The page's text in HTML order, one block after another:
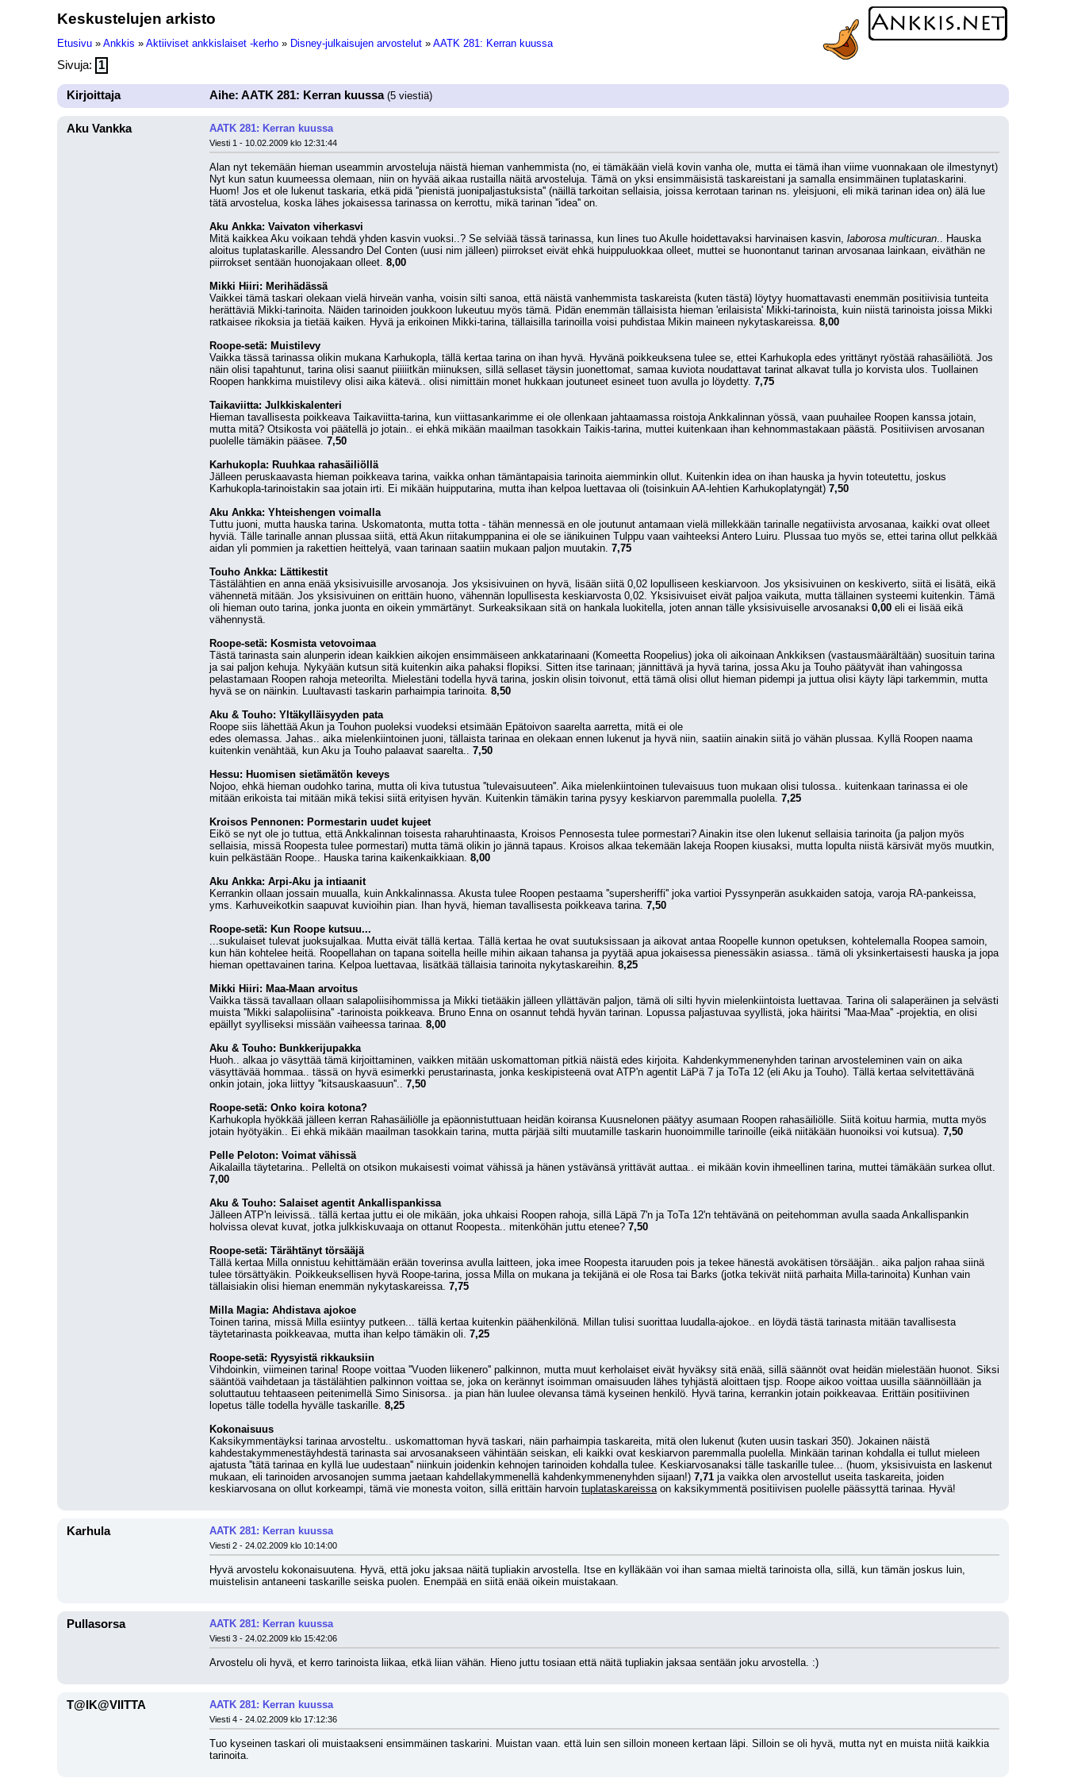
Keskustelujen arkisto
Etusivu » Ankkis » Aktiiviset ankkislaiset -kerho » Disney-julkaisujen arvostelut » AATK 281: Kerran kuussa
Sivuja: 1
Kirjoittaja Aihe: AATK 281: Kerran kuussa(5 viestiä)
Aku Vankka AATK 281: Kerran kuussa
Viesti 1 - 10.02.2009 klo 12:31:44
Alan nyt tekemään hieman useammin arvosteluja näistä hieman vanhemmista (no, ei tämäkään vielä kovin vanha ole, mutta ei tämä ihan viime vuonnakaan ole ilmestynyt)
Nyt kun satun kuumeessa olemaan, niin on hyvää aikaa rustailla näitä arvosteluja. Tämä on yksi ensimmäisistä taskareistani ja samalla ensimmäinen tuplataskarini.
Huom! Jos et ole lukenut taskaria, etkä pidä ''pienistä juonipaljastuksista'' (näillä tarkoitan sellaisia, joissa kerrotaan tarinan ns. yleisjuoni, eli mikä tarinan idea on) älä lue
tätä arvostelua, koska lähes jokaisessa tarinassa on kerrottu, mikä tarinan ''idea'' on.
Aku Ankka: Vaivaton viherkasvi
Mitä kaikkea Aku voikaan tehdä yhden kasvin vuoksi..? Se selviää tässä tarinassa, kun Iines tuo Akulle hoidettavaksi harvinaisen kasvin, laborosa multicuran.. Hauska
aloitus tuplataskarille. Alessandro Del Conten (uusi nim jälleen) piirrokset eivät ehkä huippuluokkaa olleet, muttei se huonontanut tarinan arvosanaa lainkaan, eiväthän ne
piirrokset sentään huonojakaan olleet. 8,00
Mikki Hiiri: Merihädässä
Vaikkei tämä taskari olekaan vielä hirveän vanha, voisin silti sanoa, että näistä vanhemmista taskareista (kuten tästä) löytyy huomattavasti enemmän positiivisia tunteita
herättäviä Mikki-tarinoita. Näiden tarinoiden joukkoon lukeutuu myös tämä. Pidän enemmän tällaisista hieman 'erilaisista' Mikki-tarinoista, kuin niistä tarinoista joissa Mikki
ratkaisee rikoksia ja tietää kaiken. Hyvä ja erikoinen Mikki-tarina, tällaisilla tarinoilla voisi puhdistaa Mikin maineen nykytaskareissa. 8,00
Roope-setä: Muistilevy
Vaikka tässä tarinassa olikin mukana Karhukopla, tällä kertaa tarina on ihan hyvä. Hyvänä poikkeuksena tulee se, ettei Karhukopla edes yrittänyt ryöstää rahasäiliötä. Jos
näin olisi tapahtunut, tarina olisi saanut piiiiitkän miinuksen, sillä sellaset täysin juonettomat, samaa kuviota noudattavat tarinat alkavat tulla jo korvista ulos. Tuollainen
Roopen hankkima muistilevy olisi aika kätevä.. olisi nimittäin monet hukkaan joutuneet esineet tuon avulla jo löydetty. 7,75
Taikaviitta: Julkkiskalenteri
Hieman tavallisesta poikkeava Taikaviitta-tarina, kun viittasankarimme ei ole ollenkaan jahtaamassa roistoja Ankkalinnan yössä, vaan puuhailee Roopen kanssa jotain,
mutta mitä? Otsikosta voi päätellä jo jotain.. ei ehkä mikään maailman tasokkain Taikis-tarina, muttei kuitenkaan ihan kehnommastakaan päästä. Positiivisen arvosanan
puolelle tämäkin pääsee. 7,50
Karhukopla: Ruuhkaa rahasäiliöllä
Jälleen peruskaavasta hieman poikkeava tarina, vaikka onhan tämäntapaisia tarinoita aiemminkin ollut. Kuitenkin idea on ihan hauska ja hyvin toteutettu, joskus
Karhukopla-tarinoistakin saa jotain irti. Ei mikään huipputarina, mutta ihan kelpoa luettavaa oli (toisinkuin AA-lehtien Karhukoplatyngät) 7,50
Aku Ankka: Yhteishengen voimalla
Tuttu juoni, mutta hauska tarina. Uskomatonta, mutta totta - tähän mennessä en ole joutunut antamaan vielä millekkään tarinalle negatiivista arvosanaa, kaikki ovat olleet
hyviä. Tälle tarinalle annan plussaa siitä, että Akun riitakumppanina ei ole se iänikuinen Tulppu vaan vaihteeksi Antero Luiru. Plussaa tuo myös se, ettei tarina ollut pelkkää
aidan yli pommien ja rakettien heittelyä, vaan tarinaan saatiin mukaan paljon muutakin. 7,75
Touho Ankka: Lättikestit
Tästälähtien en anna enää yksisivuisille arvosanoja. Jos yksisivuinen on hyvä, lisään siitä 0,02 lopulliseen keskiarvoon. Jos yksisivuinen on keskiverto, siitä ei lisätä, eikä
vähennetä mitään. Jos yksisivuinen on erittäin huono, vähennän lopullisesta keskiarvosta 0,02. Yksisivuiset eivät paljoa vaikuta, mutta tällainen systeemi kuitenkin. Tämä
oli hieman outo tarina, jonka juonta en oikein ymmärtänyt. Surkeaksikaan sitä on hankala luokitella, joten annan tälle yksisivuiselle arvosanaksi 0,00 eli ei lisää eikä
vähennystä.
Roope-setä: Kosmista vetovoimaa
Tästä tarinasta sain alunperin idean kaikkien aikojen ensimmäiseen ankkatarinaani (Komeetta Roopelius) joka oli aikoinaan Ankkiksen (vastausmäärältään) suosituin tarina
ja sai paljon kehuja. Nykyään kutsun sitä kuitenkin aika pahaksi flopiksi. Sitten itse tarinaan; jännittävä ja hyvä tarina, jossa Aku ja Touho päätyvät ihan vahingossa
pelastamaan Roopen rahoja meteorilta. Mielestäni todella hyvä tarina, joskin olisin toivonut, että tämä olisi ollut hieman pidempi ja juttua olisi käyty läpi tarkemmin, mutta
hyvä se on näinkin. Luultavasti taskarin parhaimpia tarinoita. 8,50
Aku & Touho: Yltäkylläisyyden pata
Roope siis lähettää Akun ja Touhon puoleksi vuodeksi etsimään Epätoivon saarelta aarretta, mitä ei ole
edes olemassa. Jahas.. aika mielenkiintoinen juoni, tällaista tarinaa en olekaan ennen lukenut ja hyvä niin, saatiin ainakin siitä jo vähän plussaa. Kyllä Roopen naama
kuitenkin venähtää, kun Aku ja Touho palaavat saarelta.. 7,50
Hessu: Huomisen sietämätön keveys
Nojoo, ehkä hieman oudohko tarina, mutta oli kiva tutustua ''tulevaisuuteen''. Aika mielenkiintoinen tulevaisuus tuon mukaan olisi tulossa.. kuitenkaan tarinassa ei ole
mitään erikoista tai mitään mikä tekisi siitä erityisen hyvän. Kuitenkin tämäkin tarina pysyy keskiarvon paremmalla puolella. 7,25
Kroisos Pennonen: Pormestarin uudet kujeet
Eikö se nyt ole jo tuttua, että Ankkalinnan toisesta raharuhtinaasta, Kroisos Pennosesta tulee pormestari? Ainakin itse olen lukenut sellaisia tarinoita (ja paljon myös
sellaisia, missä Roopesta tulee pormestari) mutta tämä olikin jo jännä tapaus. Kroisos alkaa tekemään lakeja Roopen kiusaksi, mutta lopulta niistä kärsivät myös muutkin,
kuin pelkästään Roope.. Hauska tarina kaikenkaikkiaan. 8,00
Aku Ankka: Arpi-Aku ja intiaanit
Kerrankin ollaan jossain muualla, kuin Ankkalinnassa. Akusta tulee Roopen pestaama ''supersheriffi'' joka vartioi Pyssynperän asukkaiden satoja, varoja RA-pankeissa,
yms. Karhuveikotkin saapuvat kuvioihin pian. Ihan hyvä, hieman tavallisesta poikkeava tarina. 7,50
Roope-setä: Kun Roope kutsuu...
...sukulaiset tulevat juoksujalkaa. Mutta eivät tällä kertaa. Tällä kertaa he ovat suutuksissaan ja aikovat antaa Roopelle kunnon opetuksen, kohtelemalla Roopea samoin,
kun hän kohtelee heitä. Roopellahan on tapana soitella heille mihin aikaan tahansa ja pyytää apua jokaisessa pienessäkin asiassa.. tämä oli yksinkertaisesti hauska ja jopa
hieman opettavainen tarina. Kelpoa luettavaa, lisätkää tällaisia tarinoita nykytaskareihin. 8,25
Mikki Hiiri: Maa-Maan arvoitus
Vaikka tässä tavallaan ollaan salapoliisihommissa ja Mikki tietääkin jälleen yllättävän paljon, tämä oli silti hyvin mielenkiintoista luettavaa. Tarina oli salaperäinen ja selvästi
muista ''Mikki salapoliisina'' -tarinoista poikkeava. Bruno Enna on osannut tehdä hyvän tarinan. Lopussa paljastuvaa syyllistä, joka häiritsi ''Maa-Maa'' -projektia, en olisi
epäillyt syylliseksi missään vaiheessa tarinaa. 8,00
Aku & Touho: Bunkkerijupakka
Huoh.. alkaa jo väsyttää tämä kirjoittaminen, vaikken mitään uskomattoman pitkiä näistä edes kirjoita. Kahdenkymmenenyhden tarinan arvosteleminen vain on aika
väsyttävää hommaa.. tässä on hyvä esimerkki perustarinasta, jonka keskipisteenä ovat ATP'n agentit LäPä 7 ja ToTa 12 (eli Aku ja Touho). Tällä kertaa selvitettävänä
onkin jotain, joka liittyy ''kitsauskaasuun''.. 7,50
Roope-setä: Onko koira kotona?
Karhukopla hyökkää jälleen kerran Rahasäiliölle ja epäonnistuttuaan heidän koiransa Kuusnelonen päätyy asumaan Roopen rahasäiliölle. Siitä koituu harmia, mutta myös
jotain hyötyäkin.. Ei ehkä mikään maailman tasokkain tarina, mutta pärjää silti muutamille taskarin huonoimmille tarinoille (eikä niitäkään huonoiksi voi kutsua). 7,50
Pelle Peloton: Voimat vähissä
7,00
Aku & Touho: Salaiset agentit Ankallispankissa
Jälleen ATP'n leivissä.. tällä kertaa juttu ei ole mikään, joka uhkaisi Roopen rahoja, sillä Läpä 7'n ja ToTa 12'n tehtävänä on peitehomman avulla saada Ankallispankin
holvissa olevat kuvat, jotka julkkiskuvaaja on ottanut Roopesta.. mitenköhän juttu etenee? 7,50
Roope-setä: Tärähtänyt törsääjä
Tällä kertaa Milla onnistuu kehittämään erään toverinsa avulla laitteen, joka imee Roopesta itaruuden pois ja tekee hänestä avokätisen törsääjän.. aika paljon rahaa siinä
tulee törsättyäkin. Poikkeuksellisen hyvä Roope-tarina, jossa Milla on mukana ja tekijänä ei ole Rosa tai Barks (jotka tekivät niitä parhaita Milla-tarinoita) Kunhan vain
tällaisiakin olisi hieman enemmän nykytaskareissa. 7,75
Milla Magia: Ahdistava ajokoe
Toinen tarina, missä Milla esiintyy putkeen... tällä kertaa kuitenkin päähenkilönä. Millan tulisi suorittaa luudalla-ajokoe.. en löydä tästä tarinasta mitään tavallisesta
täytetarinasta poikkeavaa, mutta ihan kelpo tämäkin oli. 7,25
Roope-setä: Ryysyistä rikkauksiin
Vihdoinkin, viimeinen tarina! Roope voittaa ''Vuoden liikenero'' palkinnon, mutta muut kerholaiset eivät hyväksy sitä enää, sillä säännöt ovat heidän mielestään huonot. Siksi
sääntöä vaihdetaan ja tästälähtien palkinnon voittaa se, joka on kerännyt isoimman omaisuuden lähes tyhjästä aloittaen tjsp. Roope aikoo voittaa uusilla säännöillään ja
soluttautuu tehtaaseen peitenimellä Simo Sinisorsa.. ja pian hän luulee olevansa tämä kyseinen henkilö. Hyvä tarina, kerrankin jotain poikkeavaa. Erittäin positiivinen
lopetus tälle todella hyvälle taskarille. 8,25
Kokonaisuus
Kaksikymmentäyksi tarinaa arvosteltu.. uskomattoman hyvä taskari, näin parhaimpia taskareita, mitä olen lukenut (kuten uusin taskari 350). Jokainen näistä
kahdestakymmenestäyhdestä tarinasta sai arvosanakseen vähintään seiskan, eli kaikki ovat keskiarvon paremmalla puolella. Minkään tarinan kohdalla ei tullut mieleen
ajatusta ''tätä tarinaa en kyllä lue uudestaan'' niinkuin joidenkin kehnojen tarinoiden kohdalla tulee. Keskiarvosanaksi tälle taskarille tulee... (huom, yksisivuista en laskenut
mukaan, eli tarinoiden arvosanojen summa jaetaan kahdellakymmenellä kahdenkymmenenyhden sijaan!) 7,71 ja vaikka olen arvostellut useita taskareita, joiden
keskiarvosana on ollut korkeampi, tämä vie monesta voiton, sillä erittäin harvoin tuplataskareissa on kaksikymmentä positiivisen puolelle päässyttä tarinaa. Hyvä!
Karhula AATK 281: Kerran kuussa
Viesti 2 - 24.02.2009 klo 10:14:00
Hyvä arvostelu kokonaisuutena. Hyvä, että joku jaksaa näitä tupliakin arvostella. Itse en kylläkään voi ihan samaa mieltä tarinoista olla, sillä, kun tämän joskus luin,
muistelisin antaneeni taskarille seiska puolen. Enempää en siitä enää oikein muistakaan.
Pullasorsa AATK 281: Kerran kuussa
Viesti 3 - 24.02.2009 klo 15:42:06
Arvostelu oli hyvä, et kerro tarinoista liikaa, etkä liian vähän. Hieno juttu tosiaan että näitä tupliakin jaksaa sentään joku arvostella. :)
T@IK@VIITTA AATK 281: Kerran kuussa
Viesti 4 - 24.02.2009 klo 17:12:36
Tuo kyseinen taskari oli muistaakseni ensimmäinen taskarini. Muistan vaan. että luin sen silloin moneen kertaan läpi. Silloin se oli hyvä, mutta nyt en muista niitä kaikkia
tarinoita.